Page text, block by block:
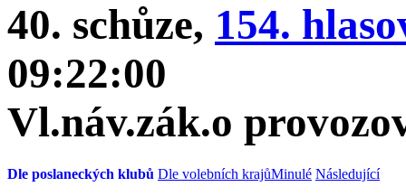
40. schůze, 154.
09:22:00
Vl.náv.zák.o
Dle poslaneckých klubů Dle volebních krajůMinulé Následující